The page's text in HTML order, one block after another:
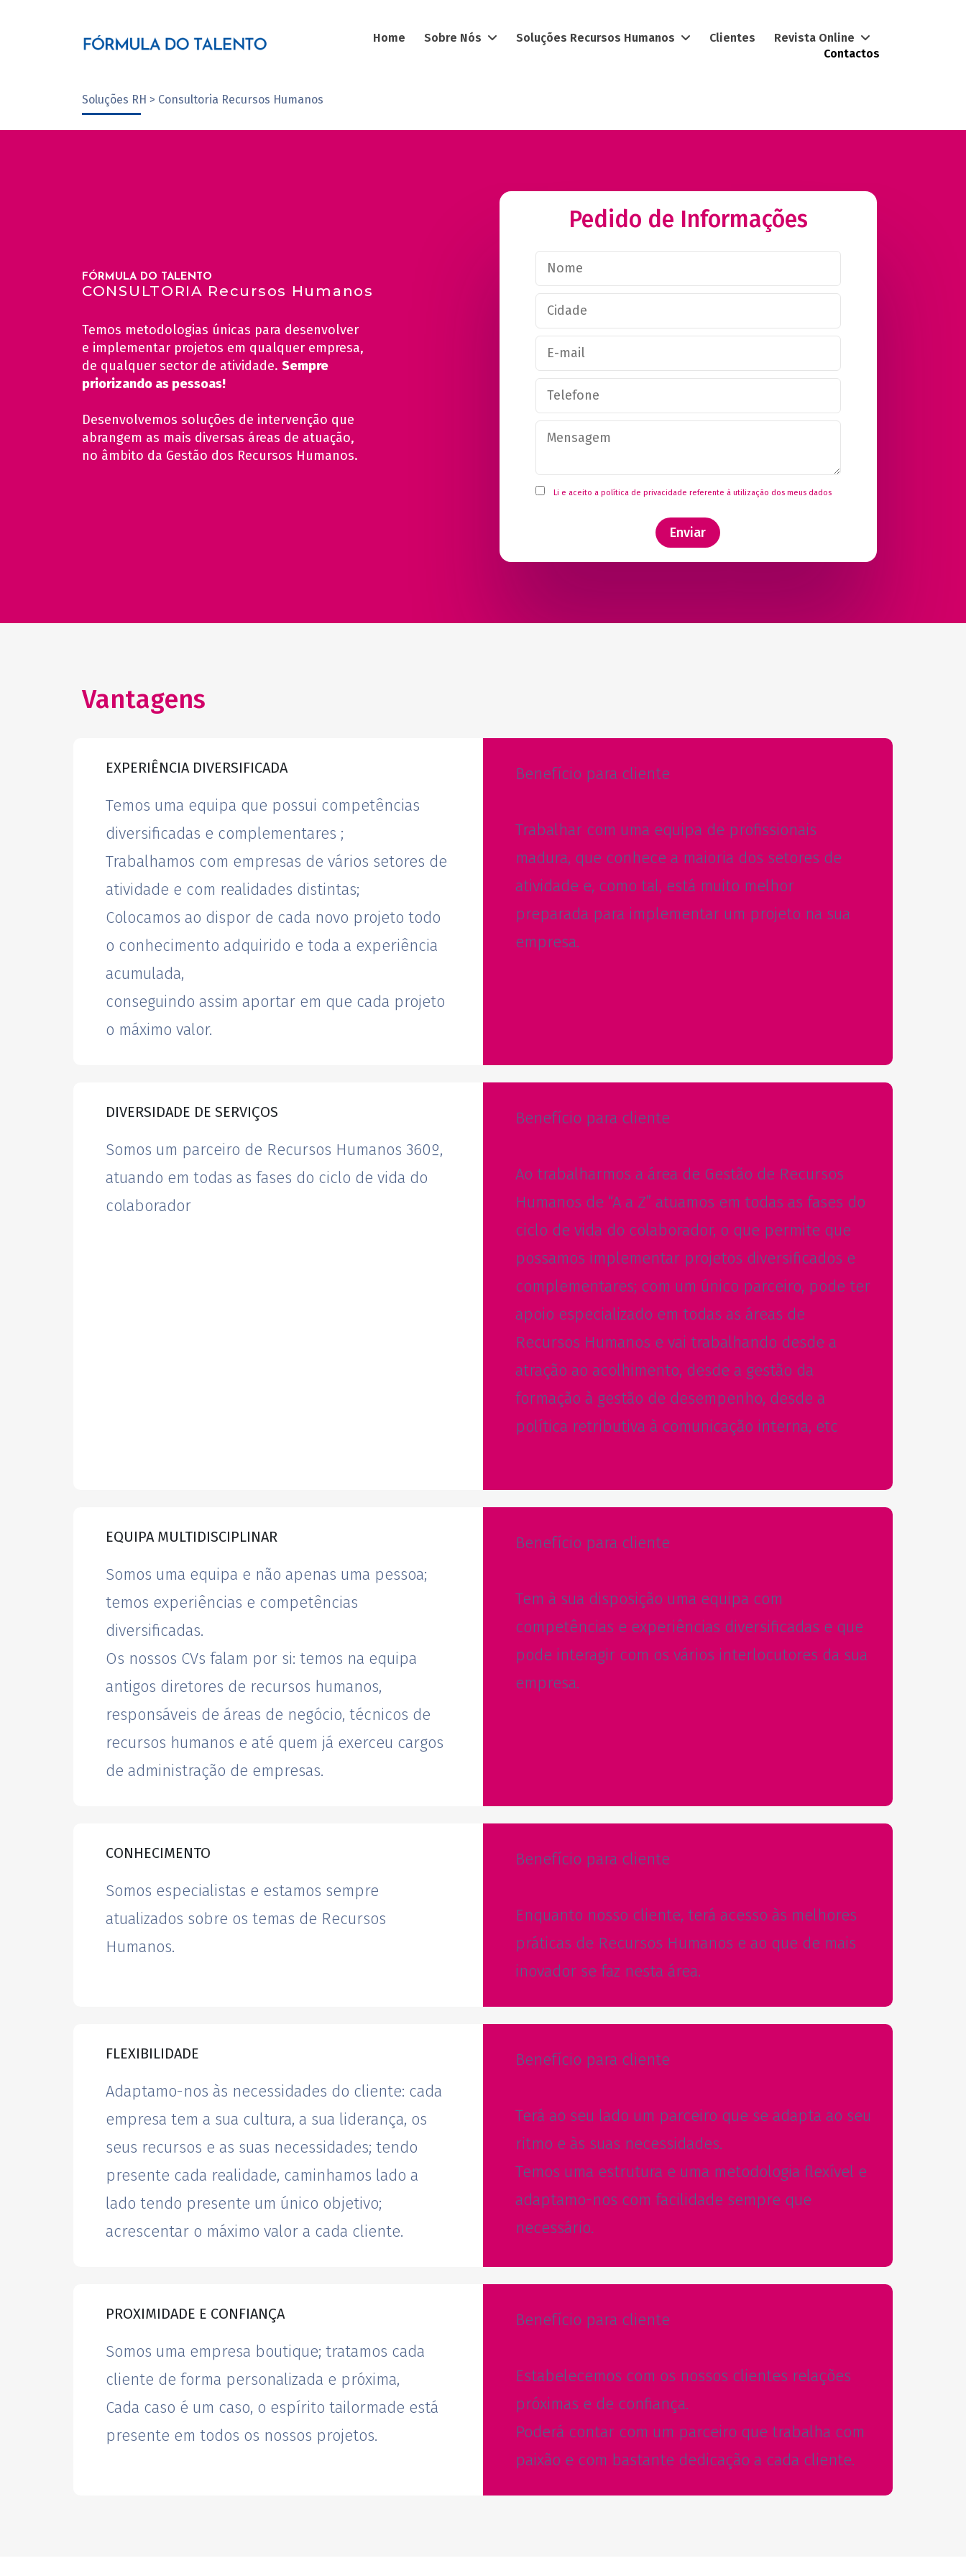
Home Sobre Nós Soluções Recursos Humanos Clientes
Revista Online
Contactos
Soluções RH > Consultoria Recursos Humanos
FÓRMULA DO TALENTO
CONSULTORIA Recursos Humanos
Temos metodologias únicas para desenvolver
e implementar projetos em qualquer empresa,
de qualquer sector de atividade. Sempre
priorizando as pessoas!
Desenvolvemos soluções de intervenção que
abrangem as mais diversas áreas de atuação,
no âmbito da Gestão dos Recursos Humanos.
Pedido de Informações
Li e aceito a política de privacidade referente à utilização dos meus dados
Enviar
Vantagens
EXPERIÊNCIA DIVERSIFICADA
Temos uma equipa que possui competências
diversificadas e complementares ;
Trabalhamos com empresas de vários setores de
atividade e com realidades distintas;
Colocamos ao dispor de cada novo projeto todo
o conhecimento adquirido e toda a experiência
acumulada,
conseguindo assim aportar em que cada projeto
o máximo valor.
Benefício para cliente
Trabalhar com uma equipa de profissionais
madura, que conhece a maioria dos setores de
atividade e, como tal, está muito melhor
preparada para implementar um projeto na sua
empresa.
DIVERSIDADE DE SERVIÇOS
Somos um parceiro de Recursos Humanos 360º,
atuando em todas as fases do ciclo de vida do
colaborador
Benefício para cliente
Ao trabalharmos a área de Gestão de Recursos
Humanos de “A a Z” atuamos em todas as fases do
ciclo de vida do colaborador, o que permite que
possamos implementar projetos diversificados e
complementares; com um único parceiro, pode ter
apoio especializado em todas as áreas de
Recursos Humanos e vai trabalhando desde a
atração ao acolhimento, desde a gestão da
formação à gestão de desempenho, desde a
política retributiva à comunicação interna, etc
EQUIPA MULTIDISCIPLINAR
Somos uma equipa e não apenas uma pessoa;
temos experiências e competências
diversificadas.
Os nossos CVs falam por si: temos na equipa
antigos diretores de recursos humanos,
responsáveis de áreas de negócio, técnicos de
recursos humanos e até quem já exerceu cargos
de administração de empresas.
Benefício para cliente
Tem à sua disposição uma equipa com
competências e experiências diversificadas e que
pode interagir com os vários interlocutores da sua
empresa.
CONHECIMENTO
Somos especialistas e estamos sempre
atualizados sobre os temas de Recursos
Humanos.
Benefício para cliente
Enquanto nosso cliente, terá acesso às melhores
práticas de Recursos Humanos e ao que de mais
inovador se faz nesta área.
FLEXIBILIDADE
Adaptamo-nos às necessidades do cliente: cada
empresa tem a sua cultura, a sua liderança, os
seus recursos e as suas necessidades; tendo
presente cada realidade, caminhamos lado a
lado tendo presente um único objetivo;
acrescentar o máximo valor a cada cliente.
Benefício para cliente
Terá ao seu lado um parceiro que se adapta ao seu
ritmo e às suas necessidades.
Temos uma estrutura e uma metodologia flexível e
adaptamo-nos com facilidade sempre que
necessário.
PROXIMIDADE E CONFIANÇA
Somos uma empresa boutique; tratamos cada
cliente de forma personalizada e próxima,
Cada caso é um caso, o espírito tailormade está
presente em todos os nossos projetos.
Benefício para cliente
Estabelecemos com os nossos clientes relações
próximas e de confiança.
Poderá contar com um parceiro que trabalha com
paixão e com bastante dedicação a cada cliente.